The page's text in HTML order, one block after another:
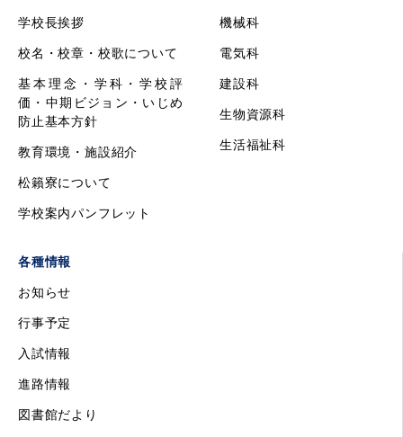
学校長挨拶
校名・校章・校歌について
基本理念・学科・学校評
価・中期ビジョン・いじめ
防止基本方針
教育環境・施設紹介
松籟寮について
学校案内パンフレット
機械科
電気科
建設科
生物資源科
生活福祉科
各種情報
お知らせ
行事予定
入試情報
進路情報
図書館だより